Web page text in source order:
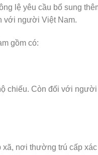
lệ yêu cầu bổ sung
với người Việt Nam.
gồm có:
Còn đối với
nơi thường trú cấp